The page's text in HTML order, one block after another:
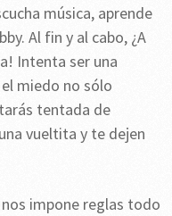
música, aprende
Al fin y al cabo, ¿A
Intenta ser una
miedo no sólo
tentada de
vueltita y te dejen
impone reglas todo